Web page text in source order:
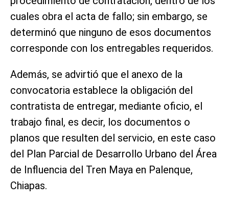
cuales obra el acta de fallo; sin embargo, se
determinó que ninguno de esos documentos
corresponde con los entregables requeridos.
Además, se advirtió que el anexo de la
convocatoria establece la obligación del
contratista de entregar, mediante oficio, el
trabajo final, es decir, los documentos o
planos que resulten del servicio, en este caso
del Plan Parcial de Desarrollo Urbano del Área
de Influencia del Tren Maya en Palenque,
Chiapas.